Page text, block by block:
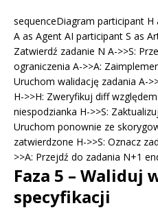
sequenceDiagram participant
A as Agent AI participant S as
Zatwierdź zadanie N A->>S:
ograniczenia A->>A:
Uruchom walidację zadania A-
H->>H: Zweryfikuj diff
niespodzianka H->>S:
Uruchom ponownie ze
zatwierdzone H->>S: Oznacz
>>A: Przejdź do zadania N+1
Faza 5 – Waliduj
specyfikacji